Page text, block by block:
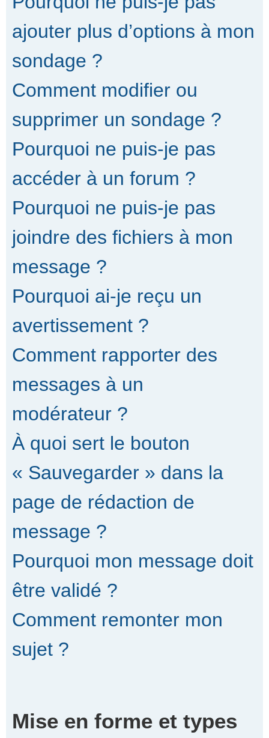
ajouter plus d’options à mon
sondage ?
Comment modifier ou
supprimer un sondage ?
Pourquoi ne puis-je pas
accéder à un forum ?
Pourquoi ne puis-je pas
joindre des fichiers à mon
message ?
Pourquoi ai-je reçu un
avertissement ?
Comment rapporter des
messages à un
modérateur ?
À quoi sert le bouton
« Sauvegarder » dans la
page de rédaction de
message ?
Pourquoi mon message doit
être validé ?
Comment remonter mon
sujet ?
Mise en forme et types